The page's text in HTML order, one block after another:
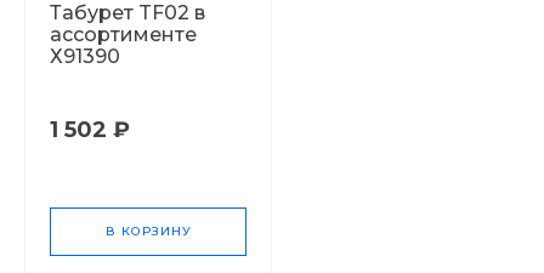
Табурет TF02 в
ассортименте
Х91390
1 502 ₽
В КОРЗИНУ